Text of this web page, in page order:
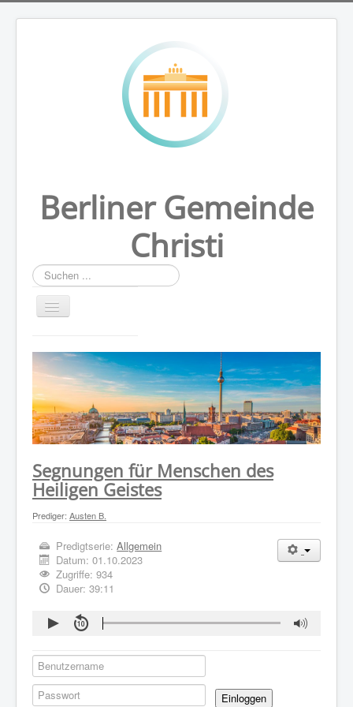
Berliner Gemeinde
Christi
Suchen
...
WER WIR SIND
GOTTESDIENST
PREDIGTEN
KONTAKT
Segnungen für Menschen des
Heiligen Geistes
Prediger: Austen B.
Predigtserie:Allgemein
Datum:01.10.2023
Zugriffe: 934
Dauer: 39:11
Einloggen